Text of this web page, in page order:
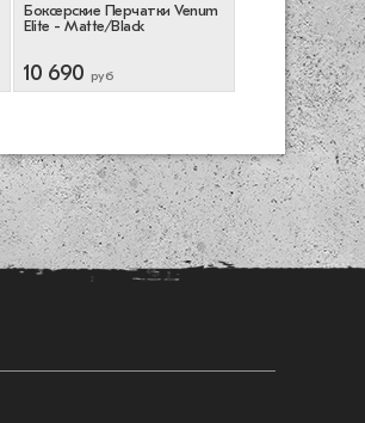
Боксерские Перчатки Venum
Elite - Matte/Black
10 690 руб
Рашгард Manto
Multicolor
6 690 руб